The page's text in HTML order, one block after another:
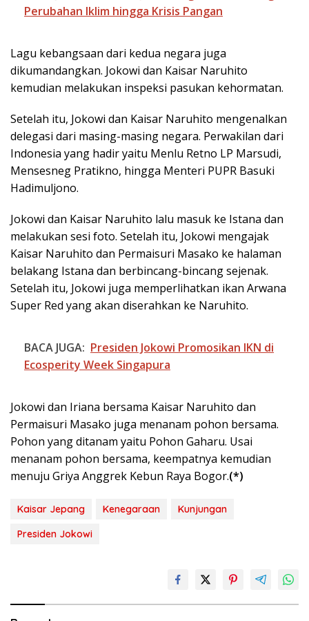
Perubahan Iklim hingga Krisis Pangan
Lagu kebangsaan dari kedua negara juga
dikumandangkan. Jokowi dan Kaisar Naruhito
kemudian melakukan inspeksi pasukan kehormatan.
Setelah itu, Jokowi dan Kaisar Naruhito mengenalkan
delegasi dari masing-masing negara. Perwakilan dari
Indonesia yang hadir yaitu Menlu Retno LP Marsudi,
Mensesneg Pratikno, hingga Menteri PUPR Basuki
Hadimuljono.
Jokowi dan Kaisar Naruhito lalu masuk ke Istana dan
melakukan sesi foto. Setelah itu, Jokowi mengajak
Kaisar Naruhito dan Permaisuri Masako ke halaman
belakang Istana dan berbincang-bincang sejenak.
Setelah itu, Jokowi juga memperlihatkan ikan Arwana
Super Red yang akan diserahkan ke Naruhito.
BACA JUGA: Presiden Jokowi Promosikan IKN di
Ecosperity Week Singapura
Jokowi dan Iriana bersama Kaisar Naruhito dan
Permaisuri Masako juga menanam pohon bersama.
Pohon yang ditanam yaitu Pohon Gaharu. Usai
menanam pohon bersama, keempatnya kemudian
menuju Griya Anggrek Kebun Raya Bogor.(*)
Kaisar Jepang Kenegaraan
Kunjungan
Presiden Jokowi